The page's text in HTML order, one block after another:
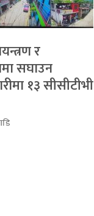
र
सघाउन
१३ सीसीटीभी